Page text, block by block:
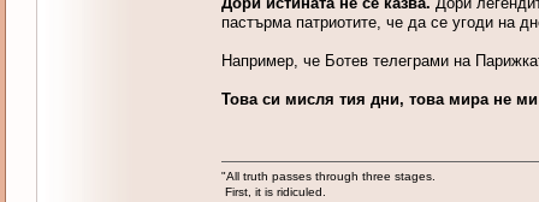
пастърма патриотите, че да се угоди на
Например, че Ботев телеграми на
Това си мисля тия дни, това мира не
"All truth passes through three stages.
First, it is ridiculed.